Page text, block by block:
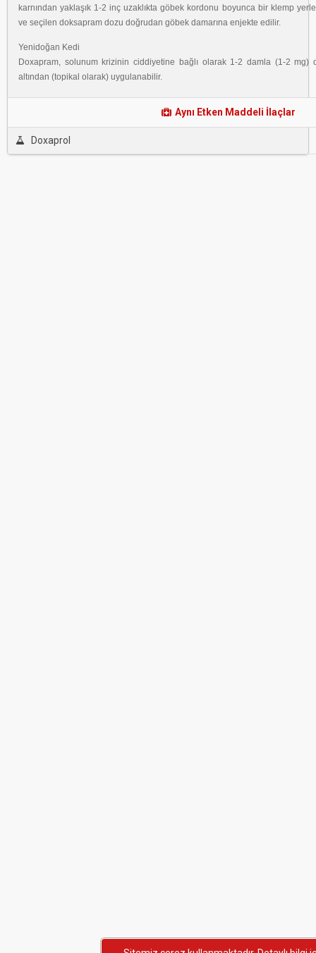
karnından yaklaşık 1-2 inç uzaklıkta göbek kordonu boyunca bir klemp
ve seçilen doksapram dozu doğrudan göbek damarına enjekte edilir.
Yenidoğan Kedi
Doxapram, solunum krizinin ciddiyetine bağlı olarak 1-2 damla (1-2 mg)
altından (topikal olarak) uygulanabilir.
Aynı Etken Maddeli İlaçlar
Doxaprol